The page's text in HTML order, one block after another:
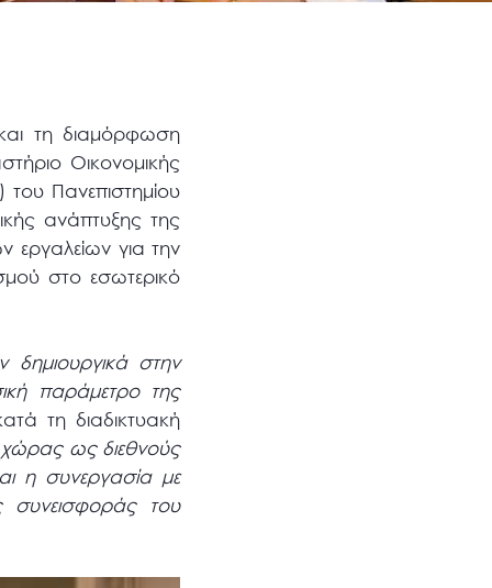
τη διαμόρφωση
Οικονομικής
του Πανεπιστημίου
ανάπτυξης της
εργαλείων για την
στο εσωτερικό
στην
παράμετρο της
τη διαδικτυακή
ως διεθνούς
η συνεργασία με
συνεισφοράς του